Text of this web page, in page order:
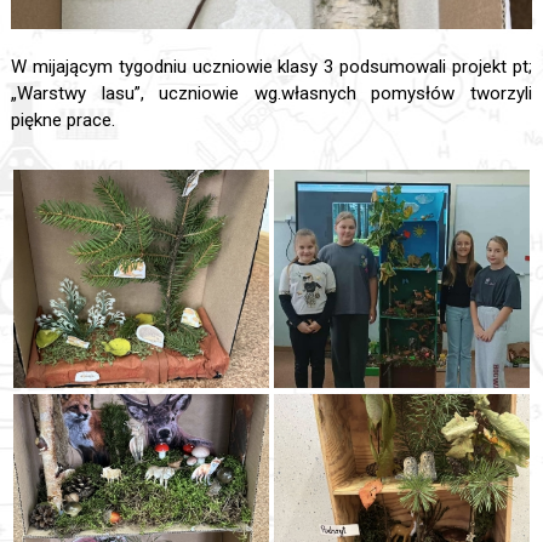
W mijającym tygodniu uczniowie klasy 3 podsumowali projekt pt;
„Warstwy lasu”, uczniowie wg.własnych pomysłów tworzyli
piękne prace.